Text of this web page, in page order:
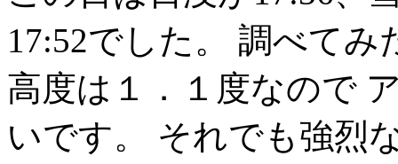
17:52でした。 調べて
高度は１．１度なので
いです。 それでも強烈